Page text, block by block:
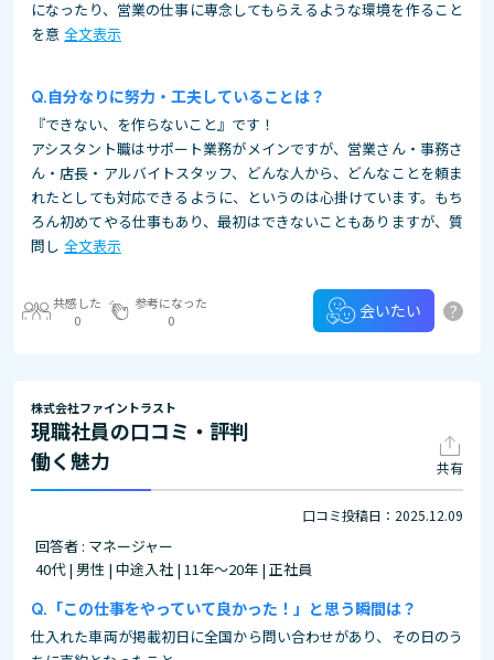
になったり、営業の仕事に専念してもらえるような環境を作ること
を意 全文表示
自分なりに努力・工夫していることは？
『できない、を作らないこと』です！
アシスタント職はサポート業務がメインですが、営業さん・事務さ
ん・店長・アルバイトスタッフ、どんな人から、どんなことを頼ま
れたとしても対応できるように、というのは心掛けています。もち
ろん初めてやる仕事もあり、最初はできないこともありますが、質
問し 全文表示
共感した
0
参考になった
0
会いたい ?
株式会社ファイントラスト
現職社員の口コミ・評判
働く魅力
共有
口コミ投稿日：2025.12.09
回答者 : マネージャー
40代 | 男性 | 中途入社 | 11年～20年 | 正社員
「この仕事をやっていて良かった！」と思う瞬間は？
仕入れた車両が掲載初日に全国から問い合わせがあり、その日のう